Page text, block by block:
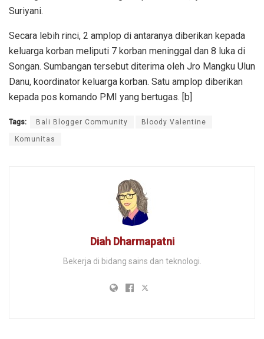
Suriyani.
Secara lebih rinci, 2 amplop di antaranya diberikan kepada
keluarga korban meliputi 7 korban meninggal dan 8 luka di
Songan. Sumbangan tersebut diterima oleh Jro Mangku Ulun
Danu, koordinator keluarga korban. Satu amplop diberikan
kepada pos komando PMI yang bertugas. [b]
Tags: Bali Blogger Community Bloody Valentine
Komunitas
Diah Dharmapatni
Bekerja di bidang sains dan teknologi.